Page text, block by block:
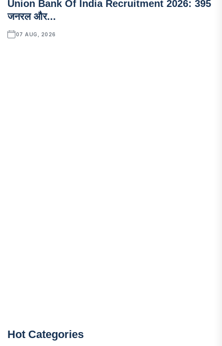
Union Bank Of India Recruitment 2026: 395
जनरल और...
07 AUG, 2026
Hot Categories